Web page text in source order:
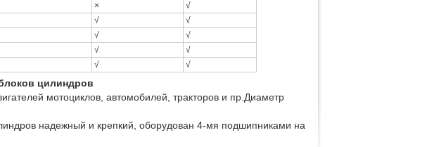
×
√
√
√
√
√
√
√
√ √
цилиндров
мотоциклов, автомобилей, тракторов и пр.Диаметр
надежный и крепкий, оборудован 4-мя подшипниками на